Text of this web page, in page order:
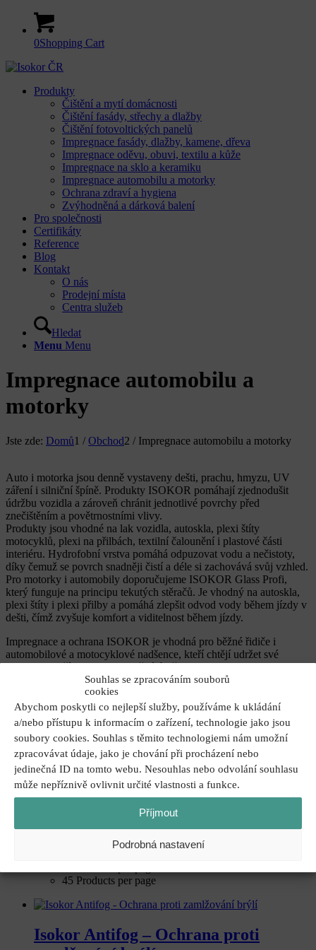
Souhlas se zpracováním souborů
cookies
Abychom poskytli co nejlepší služby, používáme k ukládání
a/nebo přístupu k informacím o zařízení, technologie jako jsou
soubory cookies. Souhlas s těmito technologiemi nám umožní
zpracovávat údaje, jako je chování při procházení nebo
jedinečná ID na tomto webu. Nesouhlas nebo odvolání souhlasu
může nepříznivě ovlivnit určité vlastnosti a funkce.
Příjmout
Podrobná nastavení
0Shopping Cart
Produkty
Čištění a mytí domácnosti
Čištění fasády, střechy a dlažby
Čištění fotovoltických panelů
Impregnace fasády, dlažby, kamene, dřeva
Impregnace oděvu, obuvi, textilu a kůže
Impregnace na sklo a keramiku
Impregnace automobilu a motorky
Ochrana zdraví a hygiena
Zvýhodněná a dárková balení
Pro společnosti
Certifikáty
Reference
Blog
Kontakt
O nás
Prodejní místa
Centra služeb
Hledat
Menu Menu
Impregnace automobilu a
motorky
Jste zde: Domů1 / Obchod2 / Impregnace automobilu a motorky
Auto i motorka jsou denně vystaveny dešti, prachu, hmyzu, UV
záření i silniční špíně. Produkty ISOKOR pomáhají zjednodušit
údržbu vozidla a zároveň chránit jednotlivé povrchy před
znečištěním a povětrnostními vlivy.
Produkty jsou vhodné na lak vozidla, autoskla, plexi štíty
motocyklů, plexi na přilbách, textilní čalounění i plastové části
interiéru. Hydrofobní vrstva pomáhá odpuzovat vodu a nečistoty,
díky čemuž se povrch snadněji čistí a déle si zachovává svůj vzhled.
Pro motorky i automobily doporučujeme ISOKOR Glass Profi,
který funguje na principu tekutých stěračů. Je vhodný na autoskla,
plexi štíty i plexi přilby a pomáhá zlepšit odvod vody během jízdy v
dešti, čímž zvyšuje komfort a viditelnost během jízdy.
Impregnace a ochrana ISOKOR je vhodná pro běžné řidiče i
automobilové a motocyklové nadšence, kteří chtějí udržet své
vozidlo v lepším stavu bez složité údržby.
Výchozí
Výchozí
Custom
Name
Price
Date
Popularity (sales)
Average rating
15 Products per page
45 Products per page
Isokor Antifog – Ochrana proti